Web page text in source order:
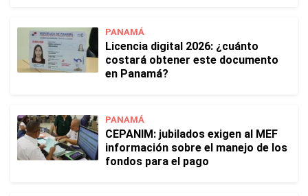
PANAMÁ
Licencia digital 2026: ¿cuánto
costará obtener este documento
en Panamá?
PANAMÁ
CEPANIM: jubilados exigen al MEF
información sobre el manejo de los
fondos para el pago